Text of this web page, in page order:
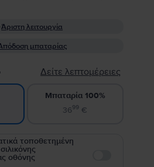
Άριστη λειτουργία
μπαταρίας
Δείτε λεπτομέρειες
Μπαταρία 100%
3699 €
τοποθετημένη
οθόνης